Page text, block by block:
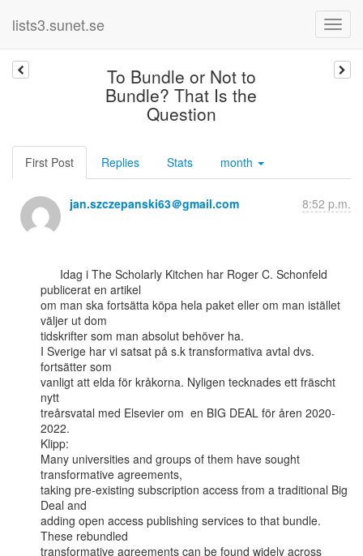
lists3.sunet.se
To Bundle or Not to
Bundle? That Is the
Question
First Post Replies Stats month
jan.szczepanski63＠gmail.com 8:52 p.m.
publicerat en artikel
om man ska fortsätta köpa hela paket eller om man istället
väljer ut dom
tidskrifter som man absolut behöver ha.
I Sverige har vi satsat på s.k transformativa avtal dvs.
fortsätter som
vanligt att elda för kråkorna. Nyligen tecknades ett fräscht
nytt
treårsvatal med Elsevier om  en BIG DEAL för åren 2020-
2022.
Klipp:
Many universities and groups of them have sought
transformative agreements,
taking pre-existing subscription access from a traditional Big
Deal and
adding open access publishing services to that bundle.
These rebundled
transformative agreements can be found widely across